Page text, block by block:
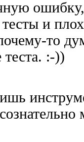
тесты и
то
:-))